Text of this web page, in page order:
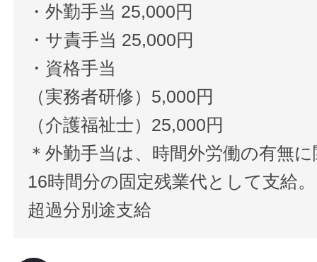
・外勤手当 25,000円
・サ責手当 25,000円
・資格手当
（実務者研修）5,000円
（介護福祉士）25,000円
＊外勤手当は、時間外労働の有無
16時間分の固定残業代として支給。
超過分別途支給